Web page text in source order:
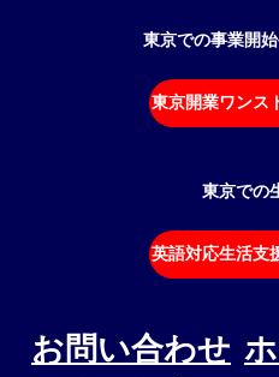
東京での事業開
東京開業ワンス
東京での
英語対応生活支
お問い合わせ